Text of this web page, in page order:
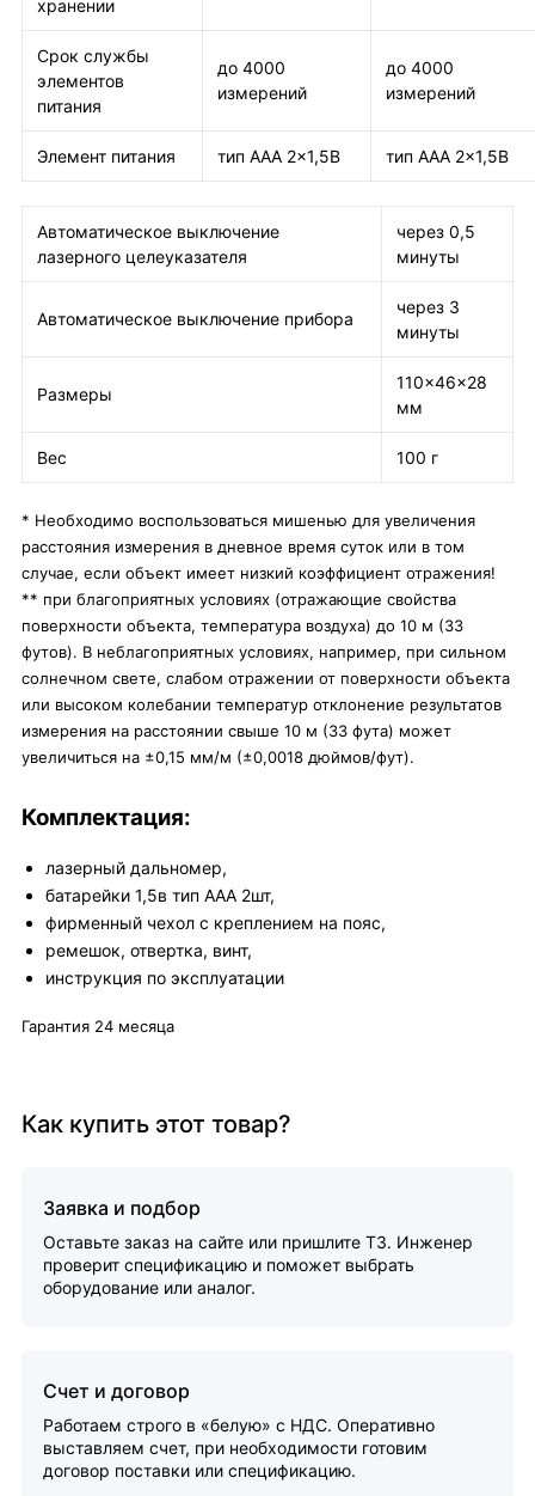
хранении
Срок службы
элементов
питания
до 4000
измерений
до 4000
измерений
Элемент питания тип ААА 2×1,5В тип ААА 2×1,5В
Автоматическое выключение
лазерного целеуказателя
через 0,5
минуты
Автоматическое выключение прибора
через 3
минуты
Размеры
110×46×28
мм
Вес 100 г
* Необходимо воспользоваться мишенью для увеличения
расстояния измерения в дневное время суток или в том
случае, если объект имеет низкий коэффициент отражения!
** при благоприятных условиях (отражающие свойства
поверхности объекта, температура воздуха) до 10 м (33
футов). В неблагоприятных условиях, например, при сильном
солнечном свете, слабом отражении от поверхности объекта
или высоком колебании температур отклонение результатов
измерения на расстоянии свыше 10 м (33 фута) может
увеличиться на ±0,15 мм/м (±0,0018 дюймов/фут).
Комплектация:
лазерный дальномер,
батарейки 1,5в тип ААА 2шт,
фирменный чехол с креплением на пояс,
ремешок, отвертка, винт,
инструкция по эксплуатации
Гарантия 24 месяца
Как купить этот товар?
Заявка и подбор
Оставьте заказ на сайте или пришлите ТЗ. Инженер
проверит спецификацию и поможет выбрать
оборудование или аналог.
Счет и договор
Работаем строго в «белую» с НДС. Оперативно
выставляем счет, при необходимости готовим
договор поставки или спецификацию.